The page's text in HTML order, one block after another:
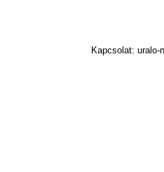
Kapcsolat: uralo-